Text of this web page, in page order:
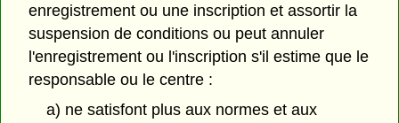
enregistrement ou une inscription et assortir la
suspension de conditions ou peut annuler
l'enregistrement ou l'inscription s'il estime que le
responsable ou le centre :
a) ne satisfont plus aux normes et aux